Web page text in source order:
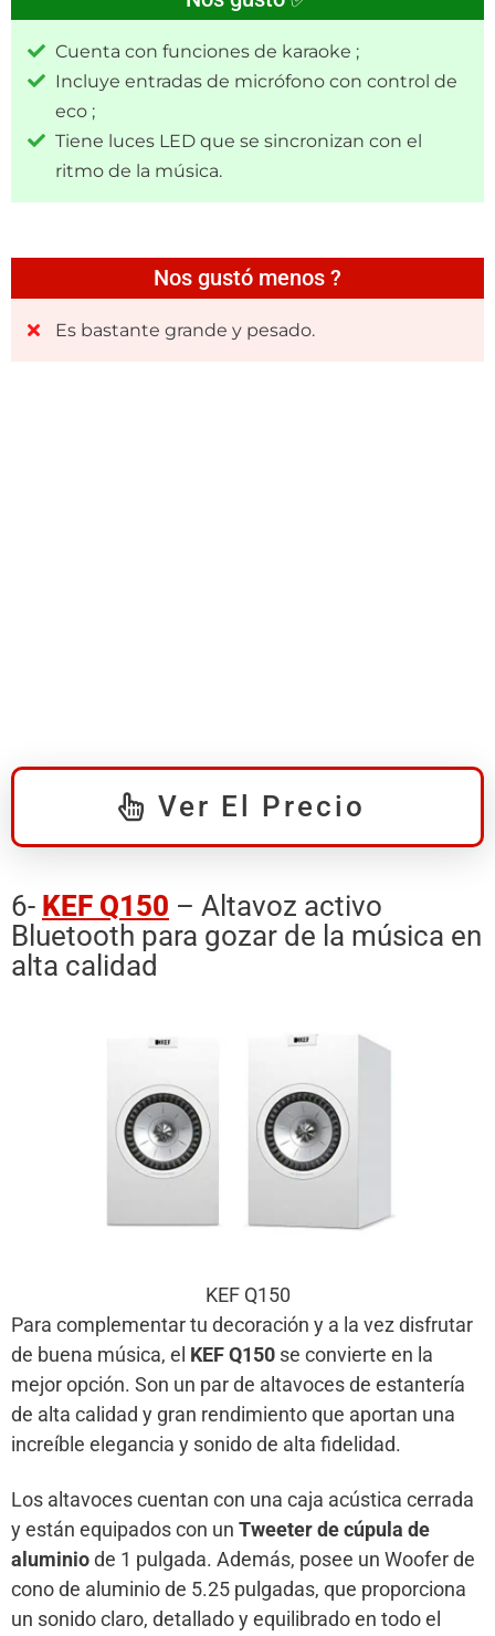
Cuenta con funciones de karaoke ;
Incluye entradas de micrófono con control de
eco ;
Tiene luces LED que se sincronizan con el
ritmo de la música.
Nos gustó menos ?
Es bastante grande y pesado.
Ver El Precio
6- KEF Q150 – Altavoz activo
Bluetooth para gozar de la música en
alta calidad
KEF Q150
Para complementar tu decoración y a la vez disfrutar
de buena música, el KEF Q150 se convierte en la
mejor opción. Son un par de altavoces de estantería
de alta calidad y gran rendimiento que aportan una
increíble elegancia y sonido de alta fidelidad.
Los altavoces cuentan con una caja acústica cerrada
y están equipados con un Tweeter de cúpula de
aluminiode 1 pulgada. Además, posee un Woofer de
cono de aluminio de 5.25 pulgadas, que proporciona
un sonido claro, detallado y equilibrado en todo el